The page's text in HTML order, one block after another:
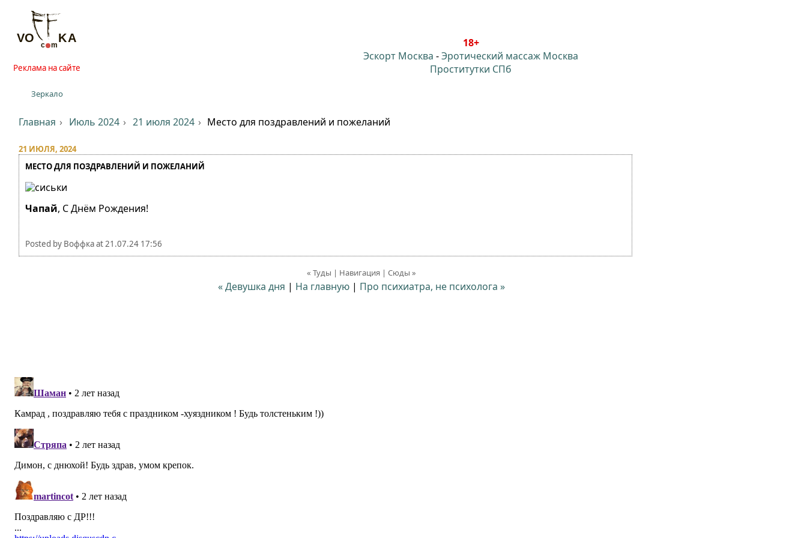
Реклама на сайте
Зеркало
18+
Эскорт Москва -Эротический массаж Москва
Проститутки СПб
Главная Июль 2024 21 июля 2024 Место для поздравлений и пожеланий
21 ИЮЛЯ, 2024
МЕСТО ДЛЯ ПОЗДРАВЛЕНИЙ И ПОЖЕЛАНИЙ
Чапай, С Днём Рождения!
Posted by Воффкаat21.07.24 17:56
« Туды | Навигация | Сюды »
« Девушка дня | На главную | Про психиатра, не психолога »